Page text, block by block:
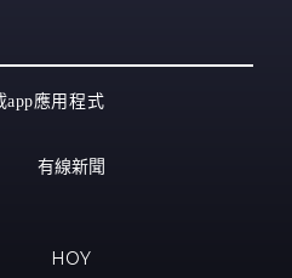
app應用程式
有線新聞
HOY